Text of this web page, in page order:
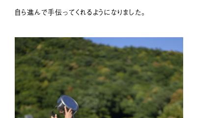
自ら進んで手伝ってくれるようになりました。